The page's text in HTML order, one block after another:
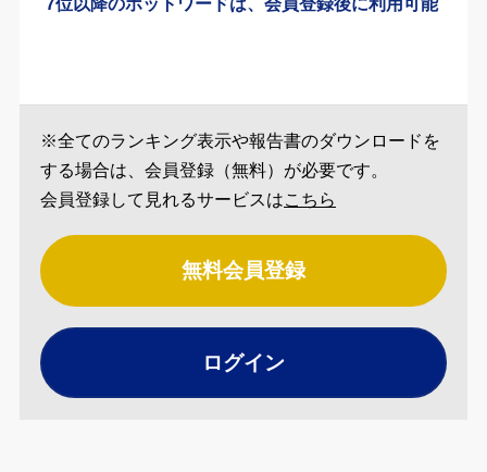
7位以降のホットワードは、会員登録後に利用可能
※全てのランキング表示や報告書のダウンロードを
する場合は、会員登録（無料）が必要です。
会員登録して見れるサービスはこちら
無料会員登録
ログイン